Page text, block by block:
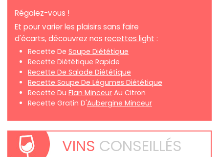
Régalez-vous !
Et pour varier les plaisirs sans faire
d'écarts, découvrez nos recettes light :
Recette De Soupe Diététique
Recette Diététique Rapide
Recette De Salade Diététique
Recette Soupe De Légumes Diététique
Recette Du Flan Minceur Au Citron
Recette Gratin D'Aubergine Minceur
VINS CONSEILLÉS